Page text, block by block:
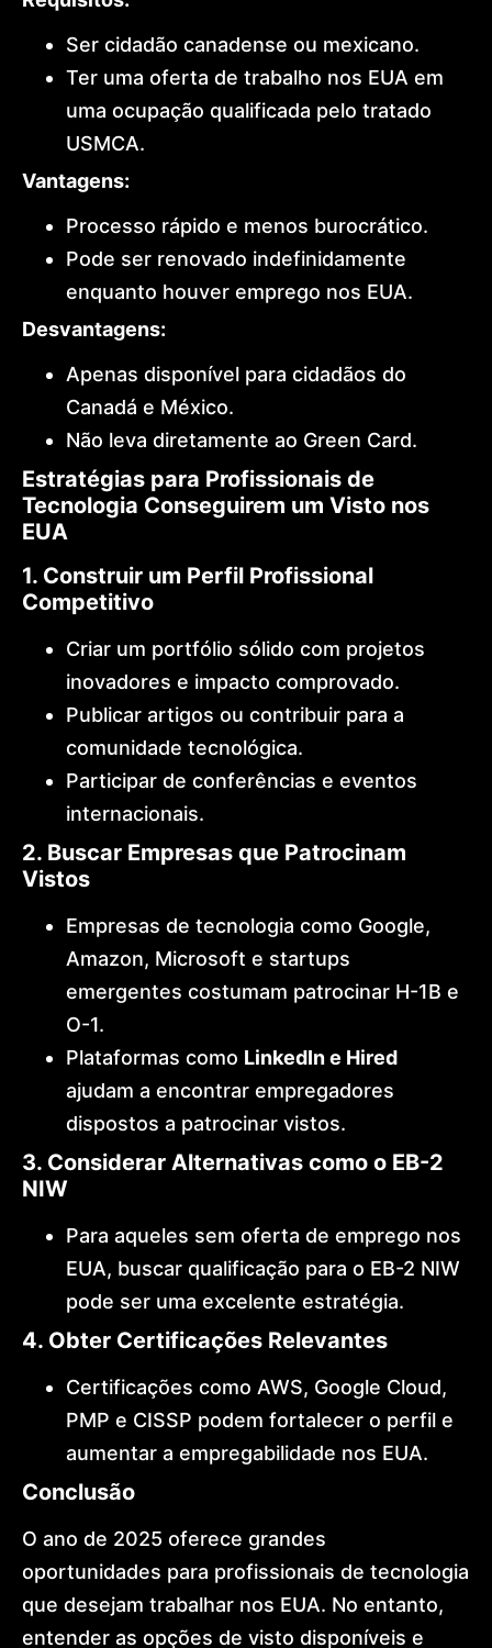
Ser cidadão canadense ou mexicano.
Ter uma oferta de trabalho nos EUA em
uma ocupação qualificada pelo tratado
USMCA.
Vantagens:
Processo rápido e menos burocrático.
Pode ser renovado indefinidamente
enquanto houver emprego nos EUA.
Desvantagens:
Apenas disponível para cidadãos do
Canadá e México.
Não leva diretamente ao Green Card.
Estratégias para Profissionais de
Tecnologia Conseguirem um Visto nos
EUA
1. Construir um Perfil Profissional
Competitivo
Criar um portfólio sólido com projetos
inovadores e impacto comprovado.
Publicar artigos ou contribuir para a
comunidade tecnológica.
Participar de conferências e eventos
internacionais.
2. Buscar Empresas que Patrocinam
Vistos
Empresas de tecnologia como Google,
Amazon, Microsoft e startups
emergentes costumam patrocinar H-1B e
O-1.
Plataformas como LinkedIn e Hired
ajudam a encontrar empregadores
dispostos a patrocinar vistos.
3. Considerar Alternativas como o EB-2
NIW
Para aqueles sem oferta de emprego nos
EUA, buscar qualificação para o EB-2 NIW
pode ser uma excelente estratégia.
4. Obter Certificações Relevantes
Certificações como AWS, Google Cloud,
PMP e CISSP podem fortalecer o perfil e
aumentar a empregabilidade nos EUA.
Conclusão
O ano de 2025 oferece grandes
oportunidades para profissionais de tecnologia
que desejam trabalhar nos EUA. No entanto,
entender as opções de visto disponíveis e